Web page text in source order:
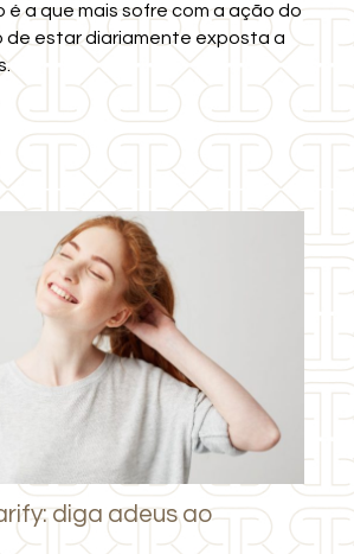
é a que mais sofre com a ação do
estar diariamente exposta a
diga adeus ao